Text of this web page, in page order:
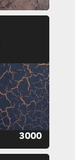
3000